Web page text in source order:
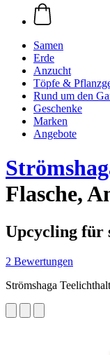
Samen
Erde
Anzucht
Töpfe &
Rund um den
Geschenke
Marken
Angebote
Flasche,
Upcycling für
2 Bewertungen
Strömshaga